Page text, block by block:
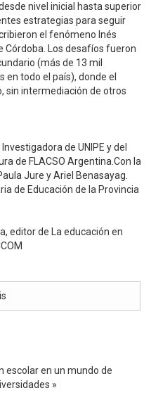
nivel inicial hasta superior
estrategias para seguir
el fenómeno Inés
Córdoba. Los desafíos fueron
(más de 13 mil
todo el país), donde el
sin intermediación de otros
de UNIPE y del
de FLACSO Argentina.Con la
Jure y Ariel Benasayag.
de Educación de la Provincia
editor de La educación en
escolar en un mundo de
»